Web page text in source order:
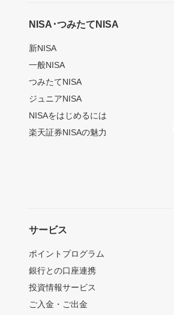
NISA･つみたてNISA
新NISA
一般NISA
つみたてNISA
ジュニアNISA
NISAをはじめるには
楽天証券NISAの魅力
サービス
ポイントプログラム
銀行との口座連携
投資情報サービス
ご入金・ご出金